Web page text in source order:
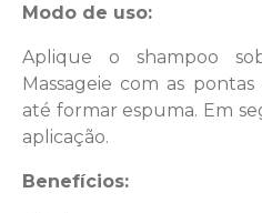
Modo de uso:
Aplique o shampoo
Massageie com as
até formar espuma. Em
aplicação.
Benefícios: